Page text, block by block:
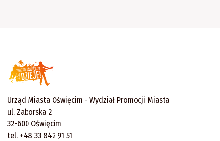
Urząd Miasta Oświęcim - Wydział Promocji Miasta
ul. Zaborska 2
32-600 Oświęcim
tel. +48 33 842 91 51